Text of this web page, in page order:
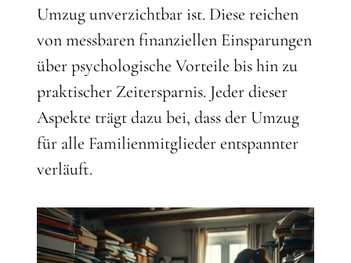
Umzug unverzichtbar ist. Diese reichen
von messbaren finanziellen Einsparungen
über psychologische Vorteile bis hin zu
praktischer Zeitersparnis. Jeder dieser
Aspekte trägt dazu bei, dass der Umzug
für alle Familienmitglieder entspannter
verläuft.